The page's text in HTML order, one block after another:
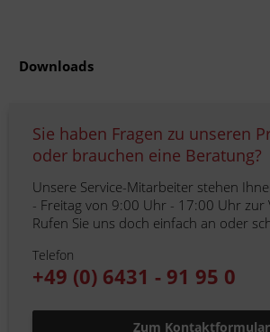
Downloads
Sie haben Fragen zu unseren
oder brauchen eine Beratung?
Unsere Service-Mitarbeiter stehen
- Freitag von 9:00 Uhr - 17:00 Uhr zur
Rufen Sie uns doch einfach an oder
Telefon
+49 (0) 6431 - 91 95 0
Zum Kontaktformular